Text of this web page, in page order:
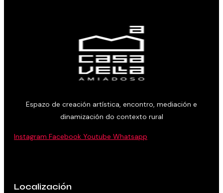
Espazo de creación artística, encontro, mediación e
dinamización do contexto rural
Instagram Facebook Youtube Whatsapp
Localización